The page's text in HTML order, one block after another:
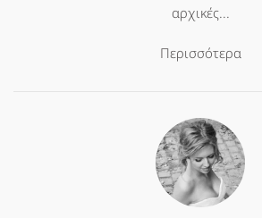
αρχικές...
Περισσότερα